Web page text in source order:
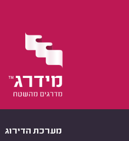
מערכת הדירוג